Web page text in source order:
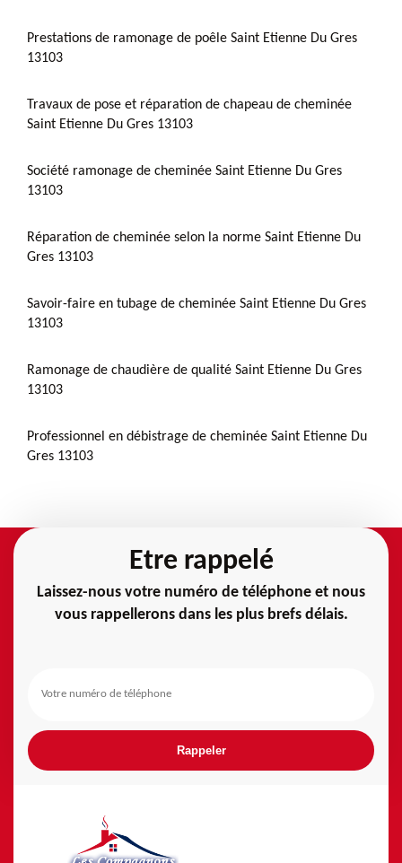
Prestations de ramonage de poêle Saint Etienne Du Gres
13103
Travaux de pose et réparation de chapeau de cheminée
Saint Etienne Du Gres 13103
Société ramonage de cheminée Saint Etienne Du Gres
13103
Réparation de cheminée selon la norme Saint Etienne Du
Gres 13103
Savoir-faire en tubage de cheminée Saint Etienne Du Gres
13103
Ramonage de chaudière de qualité Saint Etienne Du Gres
13103
Professionnel en débistrage de cheminée Saint Etienne Du
Gres 13103
Etre rappelé
Laissez-nous votre numéro de téléphone et nous
vous rappellerons dans les plus brefs délais.